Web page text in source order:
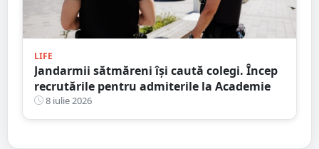
LIFE
Jandarmii sătmăreni își caută colegi. Încep
recrutările pentru admiterile la Academie
8 iulie 2026